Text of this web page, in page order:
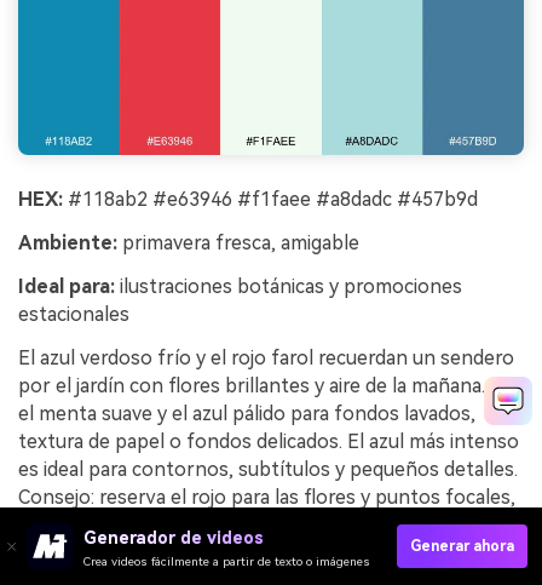
HEX: #118ab2 #e63946 #f1faee #a8dadc #457b9d
Ambiente: primavera fresca, amigable
Ideal para: ilustraciones botánicas y promociones
estacionales
El azul verdoso frío y el rojo farol recuerdan un sendero
por el jardín con flores brillantes y aire de la mañana. Usa
el menta suave y el azul pálido para fondos lavados,
textura de papel o fondos delicados. El azul más intenso
es ideal para contornos, subtítulos y pequeños detalles.
Consejo: reserva el rojo para las flores y puntos focales,
de modo que la composición guíe naturalmente la vista.
Ejemplo de imagen de farol de jardín generada
Generador de videos
Crea videos fácilmente a partir de texto o imágenes
Generar ahora